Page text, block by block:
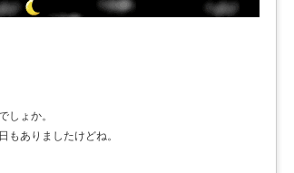
しょか。
もありましたけどね。